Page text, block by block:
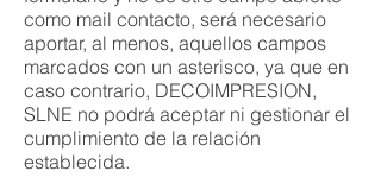
como mail contacto, será necesario
aportar, al menos, aquellos campos
marcados con un asterisco, ya que en
caso contrario, DECOIMPRESION,
SLNE no podrá aceptar ni gestionar el
cumplimiento de la relación
establecida.